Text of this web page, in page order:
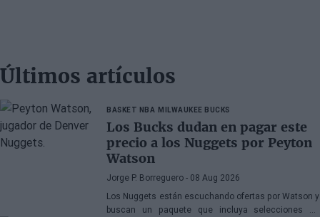
Últimos artículos
BASKET NBA MILWAUKEE BUCKS
Los Bucks dudan en pagar este
precio a los Nuggets por Peyton
Watson
Jorge P. Borreguero - 08 Aug 2026
Los Nuggets están escuchando ofertas por Watson y
buscan un paquete que incluya selecciones de